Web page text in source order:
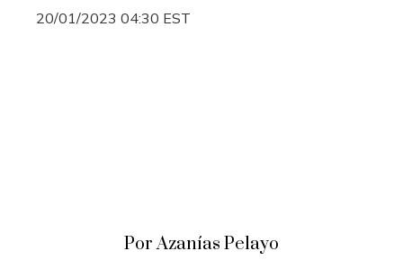
20/01/2023 04:30 EST
Por Azanías Pelayo